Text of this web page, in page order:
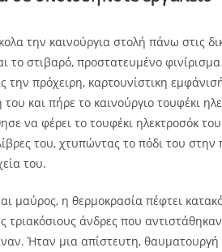
την καινούργια στολή πάνω στις
το στιβαρό, προστατευμένο
την πρόχειρη, καρτουνίστικη
του και πήρε το καινούργιο τουφέκι
να φέρει το τουφέκι ηλεκτροσόκ
του, χτυπώντας το πόδι του
του.
μαύρος, η θερμοκρασία πέφτει
τριακόσιους άνδρες που
Ήταν μια απίστευτη, θαυματουργή